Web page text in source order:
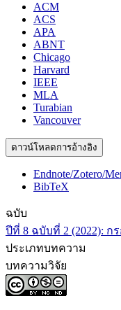
ACM
ACS
APA
ABNT
Chicago
Harvard
IEEE
MLA
Turabian
Vancouver
ดาวน์โหลดการอ้างอิง
Endnote/Zotero/
BibTeX
ฉบับ
ปีที่ 8 ฉบับที่ 2 (2022): ก
ประเภทบทความ
บทความวิจัย